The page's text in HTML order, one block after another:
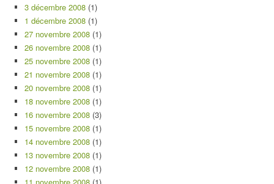
3 décembre 2008 (1)
1 décembre 2008 (1)
27 novembre 2008 (1)
26 novembre 2008 (1)
25 novembre 2008 (1)
21 novembre 2008 (1)
20 novembre 2008 (1)
18 novembre 2008 (1)
16 novembre 2008 (3)
15 novembre 2008 (1)
14 novembre 2008 (1)
13 novembre 2008 (1)
12 novembre 2008 (1)